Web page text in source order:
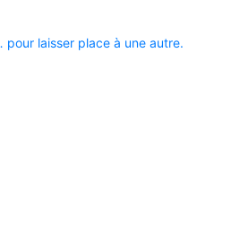
laisser place à une autre.